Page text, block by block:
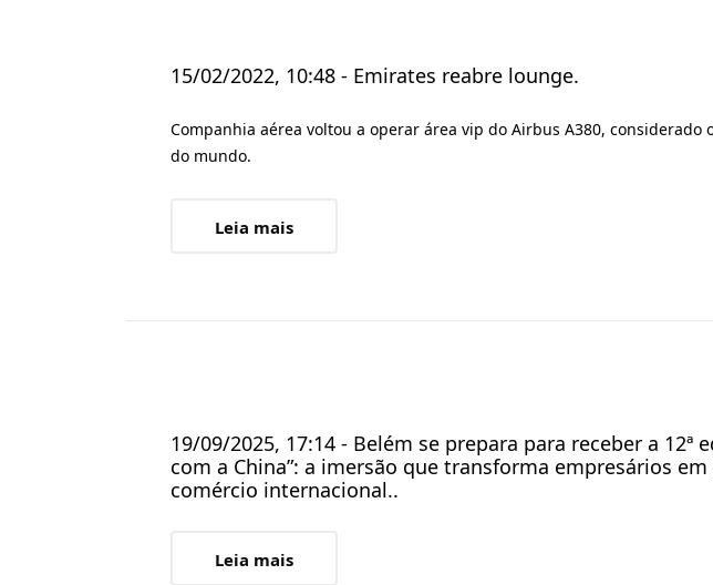
15/02/2022, 10:48 - Emirates reabre lounge.
Companhia aérea voltou a operar área vip do Airbus A380, considerado
do mundo.
Leia mais
19/09/2025, 17:14 - Belém se prepara para receber a 12ª
com a China”: a imersão que transforma empresários
comércio internacional..
Leia mais